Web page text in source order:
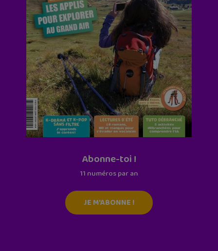
Abonne-toi !
11 numéros par an
JE M'ABONNE !